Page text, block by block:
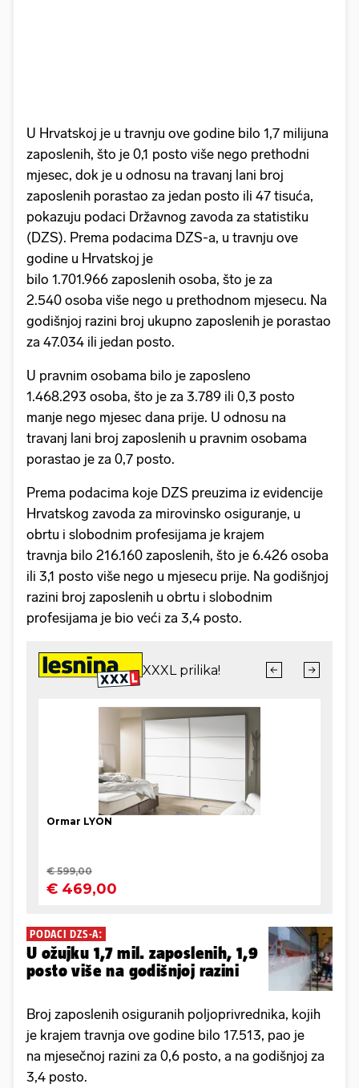
U Hrvatskoj je u travnju ove godine bilo 1,7 milijuna
zaposlenih, što je 0,1 posto više nego prethodni
mjesec, dok je u odnosu na travanj lani broj
zaposlenih porastao za jedan posto ili 47 tisuća,
pokazuju podaci Državnog zavoda za statistiku
(DZS). Prema podacima DZS-a, u travnju ove
godine u Hrvatskoj je
bilo 1.701.966 zaposlenih osoba, što je za
2.540 osoba više nego u prethodnom mjesecu. Na
godišnjoj razini broj ukupno zaposlenih je porastao
za 47.034 ili jedan posto.
U pravnim osobama bilo je zaposleno
1.468.293 osoba, što je za 3.789 ili 0,3 posto
manje nego mjesec dana prije. U odnosu na
travanj lani broj zaposlenih u pravnim osobama
porastao je za 0,7 posto.
Prema podacima koje DZS preuzima iz evidencije
Hrvatskog zavoda za mirovinsko osiguranje, u
obrtu i slobodnim profesijama je krajem
travnja bilo 216.160 zaposlenih, što je 6.426 osoba
ili 3,1 posto više nego u mjesecu prije. Na godišnjoj
razini broj zaposlenih u obrtu i slobodnim
profesijama je bio veći za 3,4 posto.
PODACI DZS-A:
U ožujku 1,7 mil. zaposlenih, 1,9
posto više na godišnjoj razini
Broj zaposlenih osiguranih poljoprivrednika, kojih
je krajem travnja ove godine bilo 17.513, pao je
na mjesečnoj razini za 0,6 posto, a na godišnjoj za
3,4 posto.